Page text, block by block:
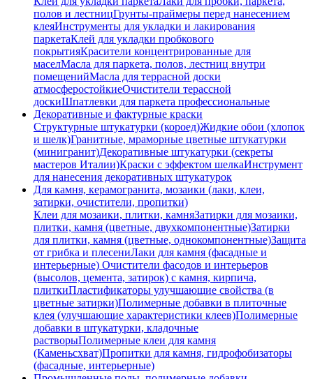
полов и лестницГрунты-праймеры перед нанесением
клеяИнструменты для укладки и лакирования
паркетаКлей для укладки пробкового
покрытияКрасители концентрированные для
маселМасла для паркета, полов, лестниц внутри
помещенийМасла для террасной доски
атмосферостойкиеОчистители терассной
доскиШпатлевки для паркета профессиональные
Декоративные и фактурные краски
Структурные штукатурки (короед)Жидкие обои (хлопок
и шелк)Гранитные, мраморные цветные штукатурки
(минигранит)Декоративные штукатурки (секреты
мастеров Италии)Краски с эффектом шелкаИнструмент
для нанесения декоративных штукатурок
Для камня, керамогранита, мозаики (лаки, клеи,
затирки, очистители, пропитки)
Клеи для мозаики, плитки, камняЗатирки для мозаики,
плитки, камня (цветные, двухкомпонентные)Затирки
для плитки, камня (цветные, однокомпонентные)Защита
от грибка и плесениЛаки для камня (фасадные и
интерьерные) Очистители фасодов и интерьеров
(высолов, цемента, затирок) с камня, кирпича,
плиткиПластификаторы улучшающие свойства (в
цветные затирки)Полимерные добавки в плиточные
клея (улучшающие характеристики клеев)Полимерные
добавки в штукатурки, кладочные
растворыПолимерные клеи для камня
(Каменьсхват)Пропитки для камня, гидрофобизаторы
(фасадные, интерьерные)